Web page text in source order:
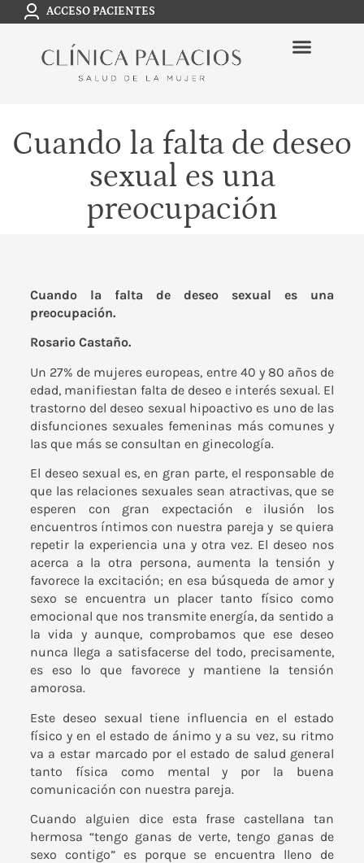
ACCESO PACIENTES
Cuando la falta de deseo
sexual es una
preocupación
Cuando la falta de deseo sexual es una
preocupación.
Rosario Castaño.
Un 27% de mujeres europeas, entre 40 y 80 años de
edad, manifiestan falta de deseo e interés sexual. El
trastorno del deseo sexual hipoactivo es uno de las
disfunciones sexuales femeninas más comunes y
las que más se consultan en ginecología.
El deseo sexual es, en gran parte, el responsable de
que las relaciones sexuales sean atractivas, que se
esperen con gran expectación e ilusión los
encuentros íntimos con nuestra pareja y se quiera
repetir la experiencia una y otra vez. El deseo nos
acerca a la otra persona, aumenta la tensión y
favorece la excitación; en esa búsqueda de amor y
sexo se encuentra un placer tanto físico como
emocional que nos transmite energía, da sentido a
la vida y aunque, comprobamos que ese deseo
nunca llega a satisfacerse del todo, precisamente,
es eso lo que favorece y mantiene la tensión
amorosa.
Este deseo sexual tiene influencia en el estado
físico y en el estado de ánimo y a su vez, su ritmo
va a estar marcado por el estado de salud general
tanto física como mental y por la buena
comunicación con nuestra pareja.
Cuando alguien dice esta frase castellana tan
hermosa “tengo ganas de verte, tengo ganas de
sexo contigo” es porque se encuentra lleno de